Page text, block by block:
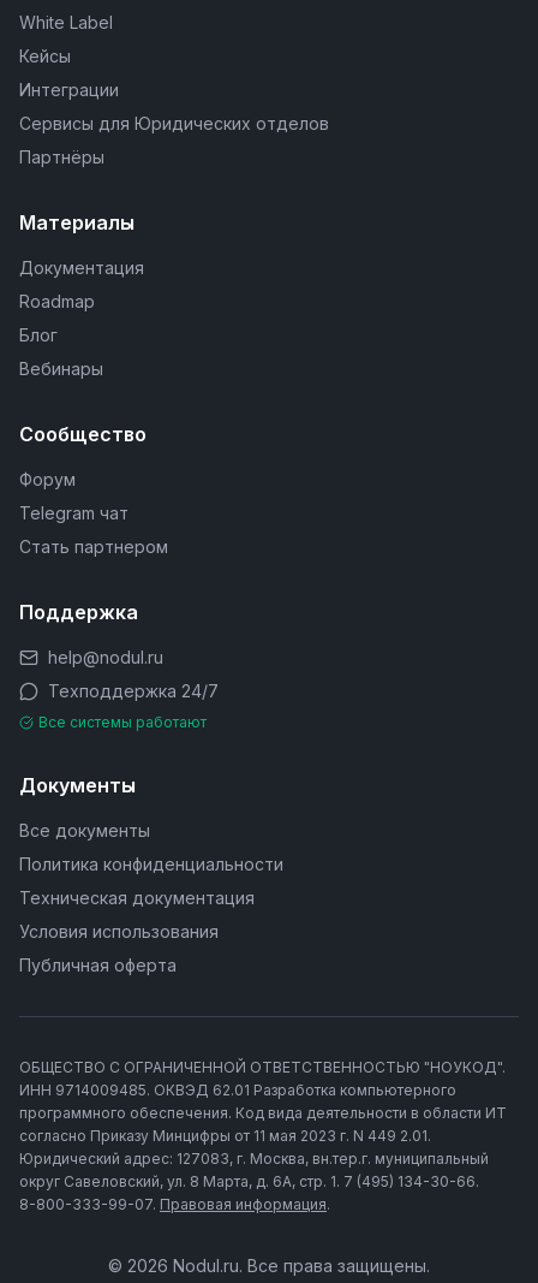
White Label
Кейсы
Интеграции
Сервисы для Юридических отделов
Партнёры
Материалы
Документация
Roadmap
Блог
Вебинары
Сообщество
Форум
Telegram чат
Стать партнером
Поддержка
help@nodul.ru
Техподдержка 24/7
Все системы работают
Документы
Все документы
Политика конфиденциальности
Техническая документация
Условия использования
Публичная оферта
ОБЩЕСТВО С ОГРАНИЧЕННОЙ ОТВЕТСТВЕННОСТЬЮ "НОУКОД".
ИНН 9714009485. ОКВЭД 62.01 Разработка компьютерного
программного обеспечения. Код вида деятельности в области ИТ
согласно Приказу Минцифры от 11 мая 2023 г. N 449 2.01.
Юридический адрес: 127083, г. Москва, вн.тер.г. муниципальный
округ Савеловский, ул. 8 Марта, д. 6А, стр. 1. 7 (495) 134-30-66.
8-800-333-99-07. Правовая информация.
© 2026 Nodul.ru. Все права защищены.